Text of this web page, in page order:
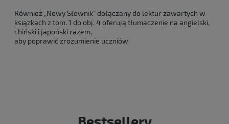
Również „Nowy Słownik” dołączany do lektur zawartych w
książkach z tom. 1 do obj. 4 oferują tłumaczenie na angielski,
chiński i japoński razem,
aby poprawić zrozumienie uczniów.